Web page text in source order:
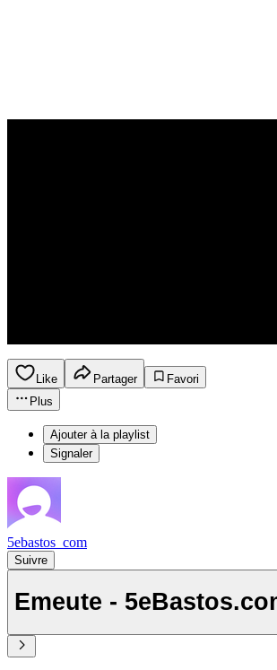
Like Partager
Favori
Plus
Ajouter à la playlist
Signaler
5ebastos_com
Suivre
Emeute -